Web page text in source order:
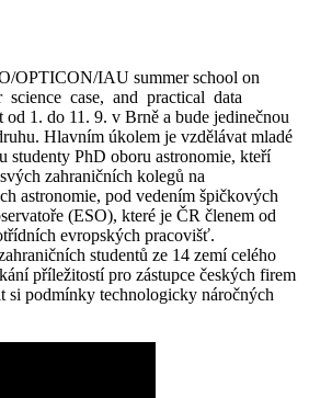
OPTICON/IAU summer school on
science case, and practical data
1. do 11. 9. v Brně a bude jedinečnou
Hlavním úkolem je vzdělávat mladé
studenty PhD oboru astronomie, kteří
zahraničních kolegů na
astronomie, pod vedením špičkových
(ESO), které je ČR členem od
evropských pracovišť.
studentů ze 14 zemí celého
příležitostí pro zástupce českých firem
si podmínky technologicky náročných